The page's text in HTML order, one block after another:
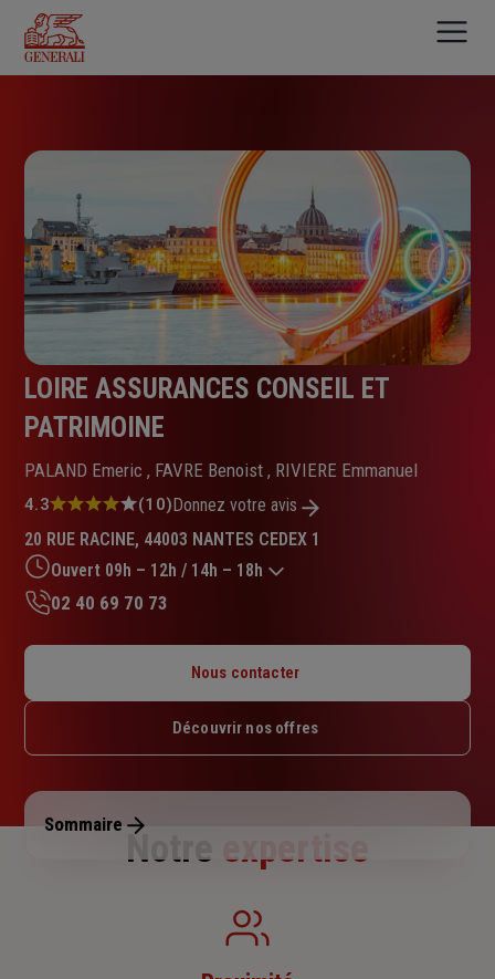
contenu
principal
LOIRE ASSURANCES CONSEIL ET
PATRIMOINE
PALAND Emeric , FAVRE Benoist , RIVIERE Emmanuel
Note
4.3
sur
5
étoiles
4.3 (10)Donnez votre avis
20 RUE RACINE, 44003 NANTES CEDEX 1
Ouvert 09h – 12h / 14h – 18h
Mardi : 09h – 12h / 14h – 18h
Jeudi : 09h – 12h / 14h – 18h
Dimanche : Fermé
02 40 69 70 73
Nous contacter
Découvrir nos offres
Sommaire
Notre expertise